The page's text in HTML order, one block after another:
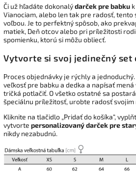
Či už hľadáte dokonalýdarček pre babku
Vianociam, alebo len tak pre radosť, tento
voľbou. Je to perfektný spôsob, ako
matiek, Deň otcov alebo pri príležitosti
spomienku, ktorú si môžu obliecť.
Vytvorte si svoj jedinečný set
Proces objednávky je rýchly a
veľkosť pre babku a dedka a napísať
tričká potlačiť. O všetko ostatné sa
špeciálnu príležitosť, urobte radosť svojim
Kliknite na tlačidlo „Pridať do košíka“,
vytvorte personalizovaný darček pre
nikdy nezabudnú.